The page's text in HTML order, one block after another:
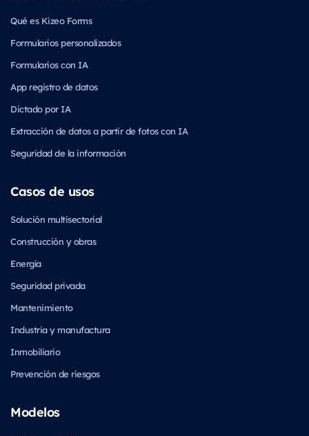
Qué es Kizeo Forms
Formularios personalizados
Formularios con IA
App registro de datos
Dictado por IA
Extracción de datos a partir de fotos con IA
Seguridad de la información
Casos de usos
Solución multisectorial
Construcción y obras
Energía
Seguridad privada
Mantenimiento
Industria y manufactura
Inmobiliario
Prevención de riesgos
Modelos